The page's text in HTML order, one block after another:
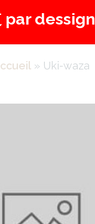
par dessign
» Uki-waza